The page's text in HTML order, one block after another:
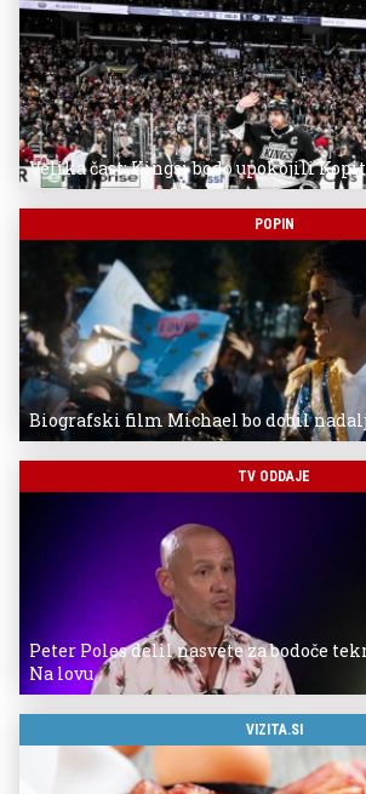
Velika čast: Kingsi bodo upokojili
POPIN
Biografski film Michael bo dobil
TV ODDAJE
Peter Poles delil nasvete za bodoče
Na lovu
VIZITA.SI